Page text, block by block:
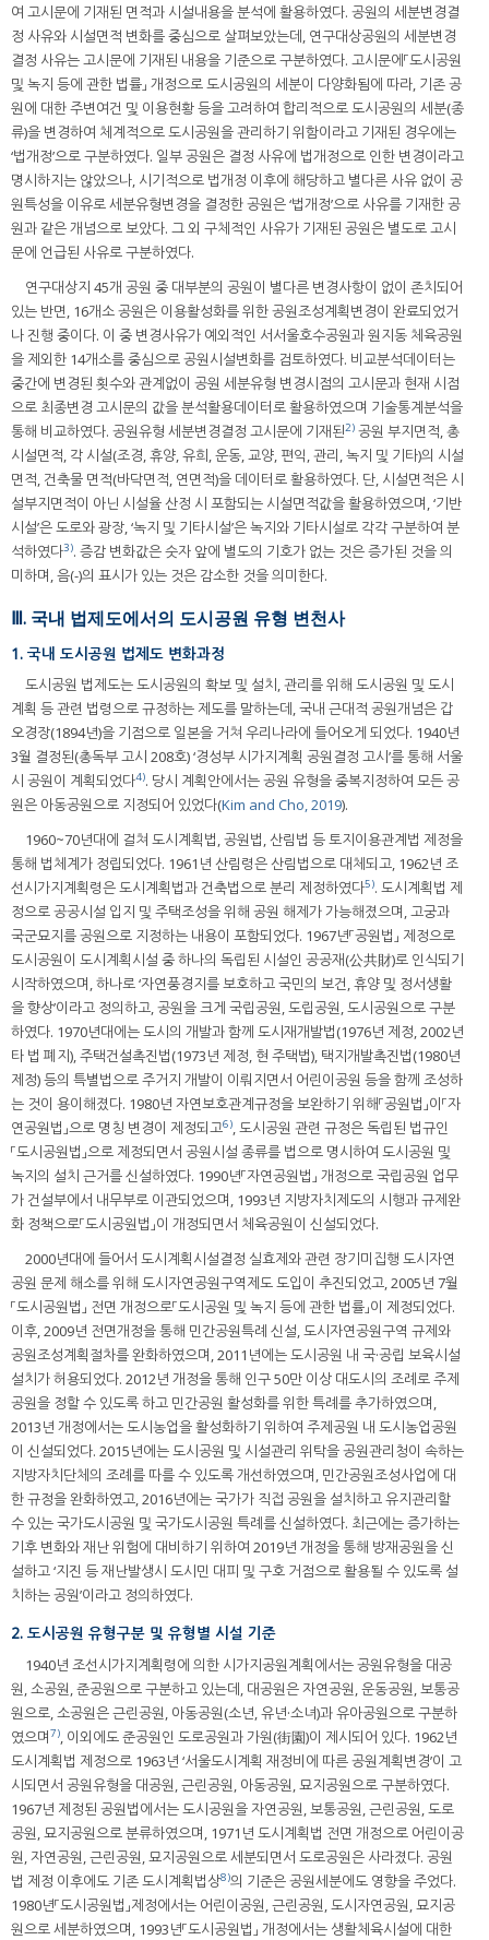
여 고시문에 기재된 면적과 시설내용을 분석에 활용하였다. 공원의 세분변경결
정 사유와 시설면적 변화를 중심으로 살펴보았는데, 연구대상공원의 세분변경
결정 사유는 고시문에 기재된 내용을 기준으로 구분하였다. 고시문에「도시공원
및 녹지 등에 관한 법률」 개정으로 도시공원의 세분이 다양화됨에 따라, 기존 공
원에 대한 주변여건 및 이용현황 등을 고려하여 합리적으로 도시공원의 세분(종
류)을 변경하여 체계적으로 도시공원을 관리하기 위함이라고 기재된 경우에는
‘법개정’으로 구분하였다. 일부 공원은 결정 사유에 법개정으로 인한 변경이라고
명시하지는 않았으나, 시기적으로 법개정 이후에 해당하고 별다른 사유 없이 공
원특성을 이유로 세분유형변경을 결정한 공원은 ‘법개정’으로 사유를 기재한 공
원과 같은 개념으로 보았다. 그 외 구체적인 사유가 기재된 공원은 별도로 고시
문에 언급된 사유로 구분하였다.
연구대상지 45개 공원 중 대부분의 공원이 별다른 변경사항이 없이 존치되어
있는 반면, 16개소 공원은 이용활성화를 위한 공원조성계획변경이 완료되었거
나 진행 중이다. 이 중 변경사유가 예외적인 서서울호수공원과 원지동 체육공원
을 제외한 14개소를 중심으로 공원시설변화를 검토하였다. 비교분석데이터는
중간에 변경된 횟수와 관계없이 공원 세분유형 변경시점의 고시문과 현재 시점
으로 최종변경 고시문의 값을 분석활용데이터로 활용하였으며 기술통계분석을
통해 비교하였다. 공원유형 세분변경결정 고시문에 기재된2) 공원 부지면적, 총
시설면적, 각 시설(조경, 휴양, 유희, 운동, 교양, 편익, 관리, 녹지 및 기타)의 시설
면적, 건축물 면적(바닥면적, 연면적)을 데이터로 활용하였다. 단, 시설면적은 시
설부지면적이 아닌 시설율 산정 시 포함되는 시설면적값을 활용하였으며, ‘기반
시설’은 도로와 광장, ‘녹지 및 기타시설’은 녹지와 기타시설로 각각 구분하여 분
석하였다3). 증감 변화값은 숫자 앞에 별도의 기호가 없는 것은 증가된 것을 의
미하며, 음(-)의 표시가 있는 것은 감소한 것을 의미한다.
Ⅲ. 국내 법제도에서의 도시공원 유형 변천사
1. 국내 도시공원 법제도 변화과정
도시공원 법제도는 도시공원의 확보 및 설치, 관리를 위해 도시공원 및 도시
계획 등 관련 법령으로 규정하는 제도를 말하는데, 국내 근대적 공원개념은 갑
오경장(1894년)을 기점으로 일본을 거쳐 우리나라에 들어오게 되었다. 1940년
3월 결정된(총독부 고시 208호) ‘경성부 시가지계획 공원결정 고시’를 통해 서울
시 공원이 계획되었다4). 당시 계획안에서는 공원 유형을 중복지정하여 모든 공
원은 아동공원으로 지정되어 있었다(Kim and Cho, 2019).
1960~70년대에 걸쳐 도시계획법, 공원법, 산림법 등 토지이용관계법 제정을
통해 법체계가 정립되었다. 1961년 산림령은 산림법으로 대체되고, 1962년 조
선시가지계획령은 도시계획법과 건축법으로 분리 제정하였다5). 도시계획법 제
정으로 공공시설 입지 및 주택조성을 위해 공원 해제가 가능해졌으며, 고궁과
국군묘지를 공원으로 지정하는 내용이 포함되었다. 1967년「공원법」 제정으로
도시공원이 도시계획시설 중 하나의 독립된 시설인 공공재(公共財)로 인식되기
시작하였으며, 하나로 ‘자연풍경지를 보호하고 국민의 보건, 휴양 및 정서생활
을 향상’이라고 정의하고, 공원을 크게 국립공원, 도립공원, 도시공원으로 구분
하였다. 1970년대에는 도시의 개발과 함께 도시재개발법(1976년 제정, 2002년
타 법 폐지), 주택건설촉진법(1973년 제정, 현 주택법), 택지개발촉진법(1980년
제정) 등의 특별법으로 주거지 개발이 이뤄지면서 어린이공원 등을 함께 조성하
는 것이 용이해졌다. 1980년 자연보호관계규정을 보완하기 위해「공원법」이「자
연공원법」으로 명칭 변경이 제정되고6), 도시공원 관련 규정은 독립된 법규인
「도시공원법」으로 제정되면서 공원시설 종류를 법으로 명시하여 도시공원 및
녹지의 설치 근거를 신설하였다. 1990년「자연공원법」 개정으로 국립공원 업무
가 건설부에서 내무부로 이관되었으며, 1993년 지방자치제도의 시행과 규제완
화 정책으로「도시공원법」이 개정되면서 체육공원이 신설되었다.
2000년대에 들어서 도시계획시설결정 실효제와 관련 장기미집행 도시자연
공원 문제 해소를 위해 도시자연공원구역제도 도입이 추진되었고, 2005년 7월
「도시공원법」 전면 개정으로「도시공원 및 녹지 등에 관한 법률」이 제정되었다.
이후, 2009년 전면개정을 통해 민간공원특례 신설, 도시자연공원구역 규제와
공원조성계획절차를 완화하였으며, 2011년에는 도시공원 내 국·공립 보육시설
설치가 허용되었다. 2012년 개정을 통해 인구 50만 이상 대도시의 조례로 주제
공원을 정할 수 있도록 하고 민간공원 활성화를 위한 특례를 추가하였으며,
2013년 개정에서는 도시농업을 활성화하기 위하여 주제공원 내 도시농업공원
이 신설되었다. 2015년에는 도시공원 및 시설관리 위탁을 공원관리청이 속하는
지방자치단체의 조례를 따를 수 있도록 개선하였으며, 민간공원조성사업에 대
한 규정을 완화하였고, 2016년에는 국가가 직접 공원을 설치하고 유지관리할
수 있는 국가도시공원 및 국가도시공원 특례를 신설하였다. 최근에는 증가하는
기후 변화와 재난 위험에 대비하기 위하여 2019년 개정을 통해 방재공원을 신
설하고 ‘지진 등 재난발생시 도시민 대피 및 구호 거점으로 활용될 수 있도록 설
치하는 공원’이라고 정의하였다.
2. 도시공원 유형구분 및 유형별 시설 기준
1940년 조선시가지계획령에 의한 시가지공원계획에서는 공원유형을 대공
원, 소공원, 준공원으로 구분하고 있는데, 대공원은 자연공원, 운동공원, 보통공
원으로, 소공원은 근린공원, 아동공원(소년, 유년·소녀)과 유아공원으로 구분하
였으며7), 이외에도 준공원인 도로공원과 가원(街園)이 제시되어 있다. 1962년
도시계획법 제정으로 1963년 ‘서울도시계획 재정비에 따른 공원계획변경’이 고
시되면서 공원유형을 대공원, 근린공원, 아동공원, 묘지공원으로 구분하였다.
1967년 제정된 공원법에서는 도시공원을 자연공원, 보통공원, 근린공원, 도로
공원, 묘지공원으로 분류하였으며, 1971년 도시계획법 전면 개정으로 어린이공
원, 자연공원, 근린공원, 묘지공원으로 세분되면서 도로공원은 사라졌다. 공원
법 제정 이후에도 기존 도시계획법상8)의 기준은 공원세분에도 영향을 주었다.
1980년「도시공원법」제정에서는 어린이공원, 근린공원, 도시자연공원, 묘지공
원으로 세분하였으며, 1993년「도시공원법」 개정에서는 생활체육시설에 대한